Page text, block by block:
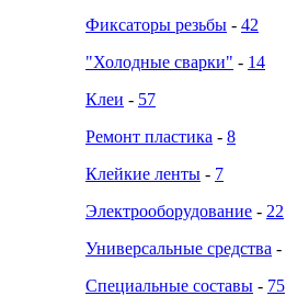
Фиксаторы резьбы - 42
"Холодные сварки" - 14
Клеи - 57
Ремонт пластика - 8
Клейкие ленты - 7
Электрооборудование - 22
Универсальные средства -
Специальные составы - 75